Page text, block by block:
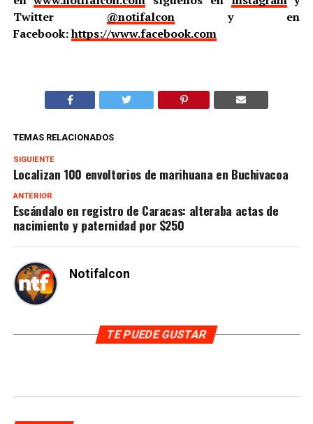
Twitter @notifalcony en
Facebook:https://www.facebook.com
TEMAS RELACIONADOS
SIGUIENTE
Localizan 100 envoltorios de marihuana en Buchivacoa
ANTERIOR
Escándalo en registro de Caracas: alteraba actas de
nacimiento y paternidad por $250
Notifalcon
TE PUEDE GUSTAR